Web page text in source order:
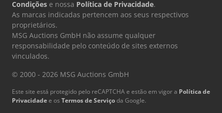
Condições e nossa Política de Privacidade.
As marcas indicadas pertencem aos seus respectivos
proprietários.
MSG Auctions GmbH não assume qualquer
responsabilidade pelo conteúdo de sites externos
vinculados.
© 2000 - 2026 MSG Auctions GmbH
Este site está protegido pelo reCAPTCHA e estão em vigor a Política de
Privacidadee os Termos de Serviçoda Google.